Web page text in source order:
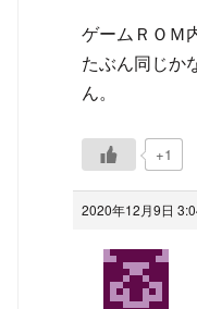
ゲームＲＯＭ
たぶん同じか
ん。
+1
2020年12月9日